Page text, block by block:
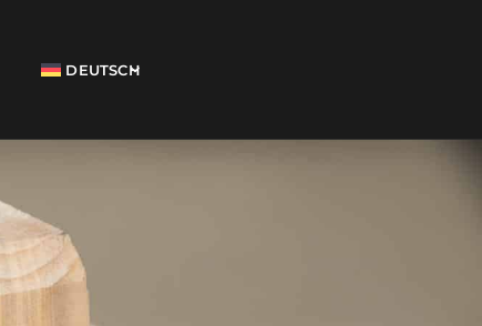
DEUTSCH